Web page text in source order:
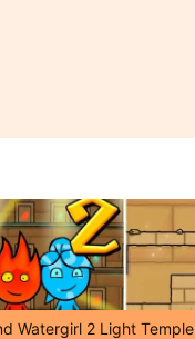
Watergirl 2 Light Temple